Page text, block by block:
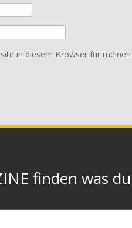
in diesem Browser für
finden was